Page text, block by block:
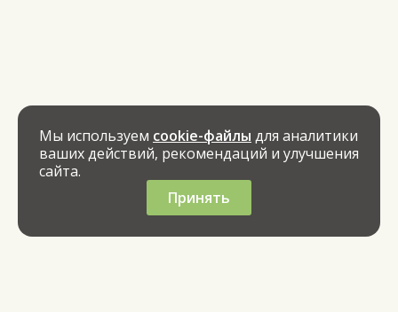
Мы используем cookie-файлы для аналитики
ваших действий, рекомендаций и улучшения
сайта.
Принять